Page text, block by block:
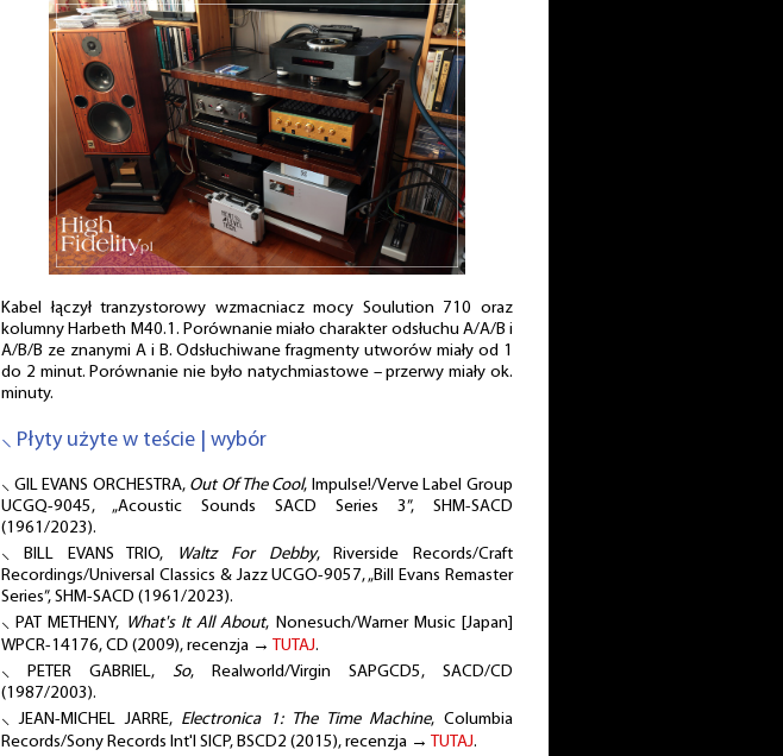
Kabel łączył tranzystorowy wzmacniacz mocy Soulution 710 oraz
kolumny Harbeth M40.1. Porównanie miało charakter odsłuchu A/A/B i
A/B/B ze znanymi A i B. Odsłuchiwane fragmenty utworów miały od 1
do 2 minut. Porównanie nie było natychmiastowe – przerwy miały ok.
minuty.
⸜ Płyty użyte w teście | wybór
⸜ GIL EVANS ORCHESTRA, Out Of The Cool, Impulse!/Verve Label Group
UCGQ-9045, „Acoustic Sounds SACD Series 3”, SHM-SACD
(1961/2023).
⸜ BILL EVANS TRIO,
Waltz For Debby, Riverside Records/Craft
Recordings/Universal Classics & Jazz UCGO-9057, „Bill Evans Remaster
Series”, SHM-SACD (1961/2023).
⸜ PAT METHENY, What's It All About, Nonesuch/Warner Music [Japan]
WPCR-14176, CD (2009), recenzja → TUTAJ.
⸜ PETER GABRIEL, So, Realworld/Virgin SAPGCD5, SACD/CD
(1987/2003).
⸜ JEAN-MICHEL JARRE, Electronica 1: The Time Machine, Columbia
Records/Sony Records Int'l SICP, BSCD2 (2015), recenzja → TUTAJ.